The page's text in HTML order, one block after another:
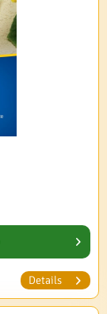
Details